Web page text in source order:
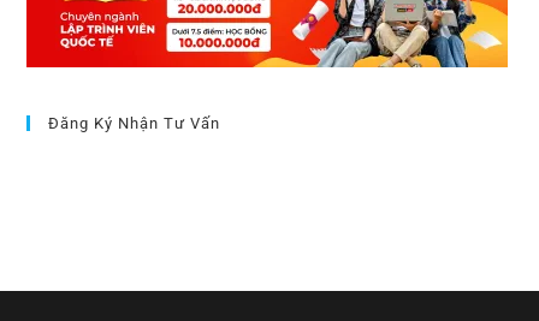
Đăng Ký Nhận Tư Vấn